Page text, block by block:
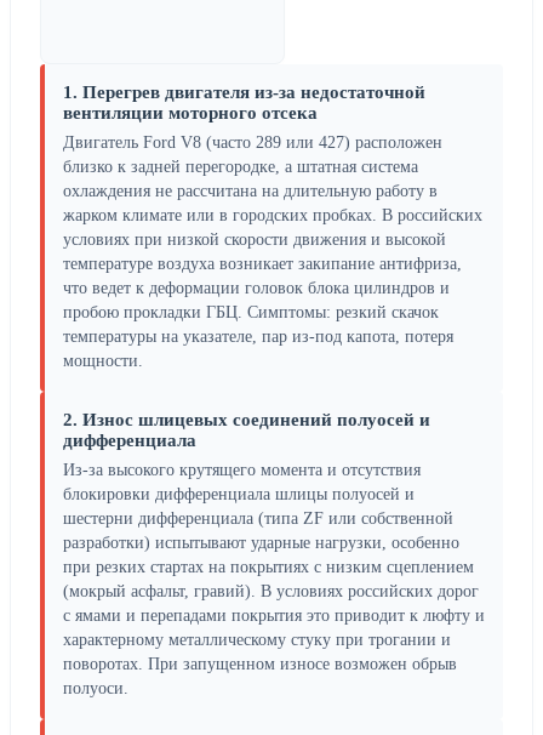
1. Перегрев двигателя из-за недостаточной
вентиляции моторного отсека
Двигатель Ford V8 (часто 289 или 427) расположен
близко к задней перегородке, а штатная система
охлаждения не рассчитана на длительную работу в
жарком климате или в городских пробках. В российских
условиях при низкой скорости движения и высокой
температуре воздуха возникает закипание антифриза,
что ведет к деформации головок блока цилиндров и
пробою прокладки ГБЦ. Симптомы: резкий скачок
температуры на указателе, пар из-под капота, потеря
мощности.
2. Износ шлицевых соединений полуосей и
дифференциала
Из-за высокого крутящего момента и отсутствия
блокировки дифференциала шлицы полуосей и
шестерни дифференциала (типа ZF или собственной
разработки) испытывают ударные нагрузки, особенно
при резких стартах на покрытиях с низким сцеплением
(мокрый асфальт, гравий). В условиях российских дорог
с ямами и перепадами покрытия это приводит к люфту и
характерному металлическому стуку при трогании и
поворотах. При запущенном износе возможен обрыв
полуоси.